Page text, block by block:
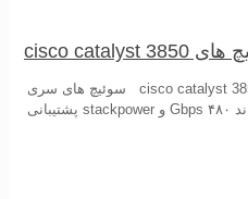
انواع کابل های stack در سوئیچ های cisco catalyst 3850 سوئیچ های سری
۳۸۵۰ از تکنولوژی stackwise با پهنای باند ۴۸۰ Gbps و stackpower پشتیبانی